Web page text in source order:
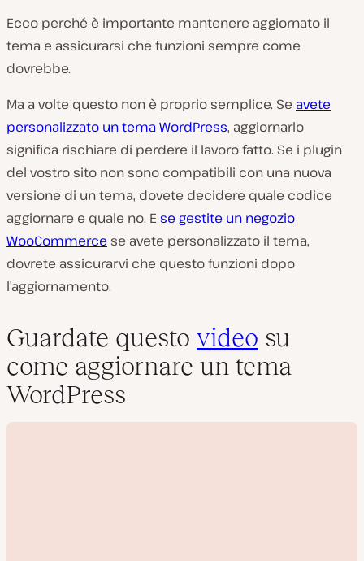
Ecco perché è importante mantenere aggiornato il
tema e assicurarsi che funzioni sempre come
dovrebbe.
Ma a volte questo non è proprio semplice. Se avete
personalizzato un tema WordPress, aggiornarlo
significa rischiare di perdere il lavoro fatto. Se i plugin
del vostro sito non sono compatibili con una nuova
versione di un tema, dovete decidere quale codice
aggiornare e quale no. E se gestite un negozio
WooCommerce se avete personalizzato il tema,
dovrete assicurarvi che questo funzioni dopo
l’aggiornamento.
Guardate questo video su
come aggiornare un tema
WordPress